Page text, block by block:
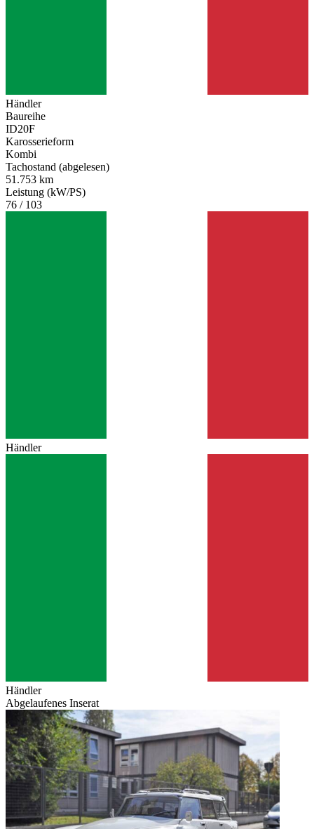
Händler
Baureihe
ID20F
Karosserieform
Kombi
Tachostand (abgelesen)
51.753 km
Leistung (kW/PS)
76 / 103
Händler
Händler
Abgelaufenes Inserat